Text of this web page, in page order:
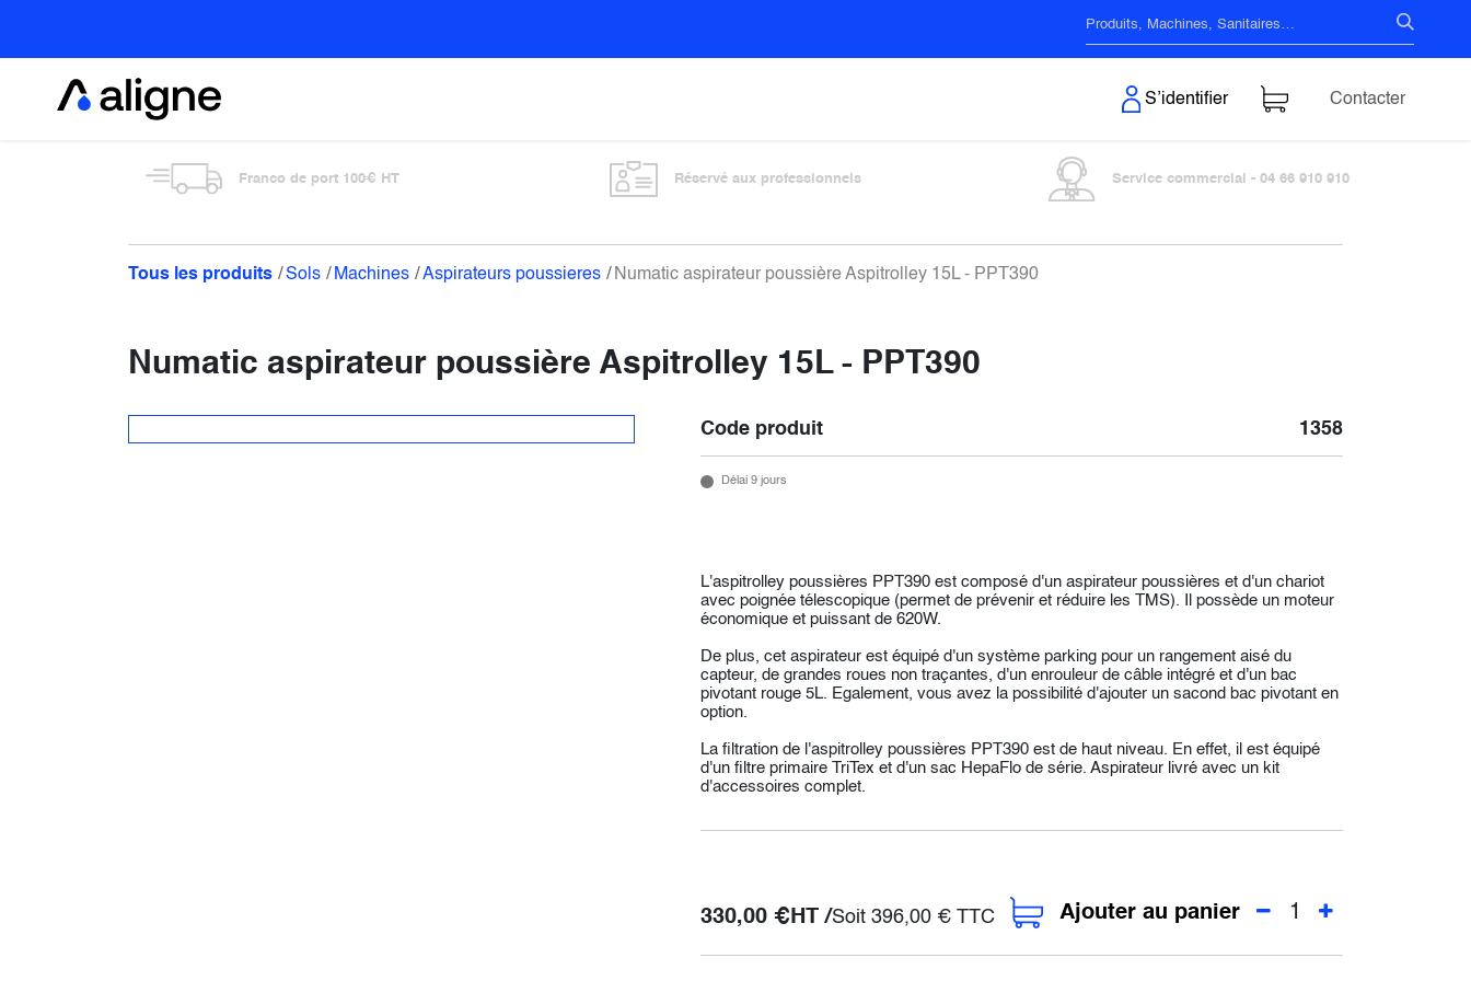
S’identifier Contacter
Franco de port 100€ HT Réservé aux professionnels Service commercial - 04 66 910 910
Tous les produits Sols Machines Aspirateurs poussieres Numatic aspirateur poussière Aspitrolley 15L - PPT390
Numatic aspirateur poussière Aspitrolley 15L - PPT390
Code produit 1358
Délai 9 jours
L'aspitrolley poussières PPT390 est composé d'un aspirateur poussières et d'un chariot
avec poignée télescopique (permet de prévenir et réduire les TMS). Il possède un moteur
économique et puissant de 620W.
De plus, cet aspirateur est équipé d'un système parking pour un rangement aisé du
capteur, de grandes roues non traçantes, d'un enrouleur de câble intégré et d'un bac
pivotant rouge 5L. Egalement, vous avez la possibilité d'ajouter un sacond bac pivotant en
option.
La filtration de l'aspitrolley poussières PPT390 est de haut niveau. En effet, il est équipé
d'un filtre primaire TriTex et d'un sac HepaFlo de série. Aspirateur livré avec un kit
d'accessoires complet.
330,00€ HT /Soit 396,00€TTC Ajouter au panier